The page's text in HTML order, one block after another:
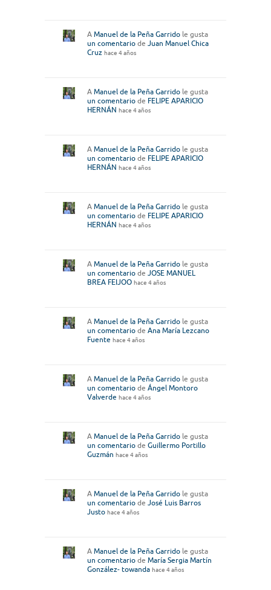
A Manuel de la Peña Garrido le gusta
un comentario de Juan Manuel Chica
Cruz hace 4 años
A Manuel de la Peña Garrido le gusta
un comentario de FELIPE APARICIO
HERNÁN hace 4 años
A Manuel de la Peña Garrido le gusta
un comentario de FELIPE APARICIO
HERNÁN hace 4 años
A Manuel de la Peña Garrido le gusta
un comentario de FELIPE APARICIO
HERNÁN hace 4 años
A Manuel de la Peña Garrido le gusta
un comentario de JOSE MANUEL
BREA FEIJOO hace 4 años
A Manuel de la Peña Garrido le gusta
un comentario de Ana María Lezcano
Fuente hace 4 años
A Manuel de la Peña Garrido le gusta
un comentario de Ángel Montoro
Valverde hace 4 años
A Manuel de la Peña Garrido le gusta
un comentario de Guillermo Portillo
Guzmán hace 4 años
A Manuel de la Peña Garrido le gusta
un comentario de José Luis Barros
Justo hace 4 años
A Manuel de la Peña Garrido le gusta
un comentario de María Sergia Martín
González- towanda hace 4 años